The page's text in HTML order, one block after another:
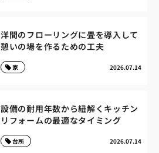
洋間のフローリングに畳を導入して
憩いの場を作るための工夫
2026.07.14
家
設備の耐用年数から紐解くキッチン
リフォームの最適なタイミング
2026.07.14
台所